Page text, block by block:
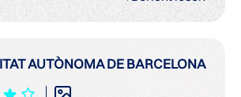
AUTÒNOMA DE BARCELONA